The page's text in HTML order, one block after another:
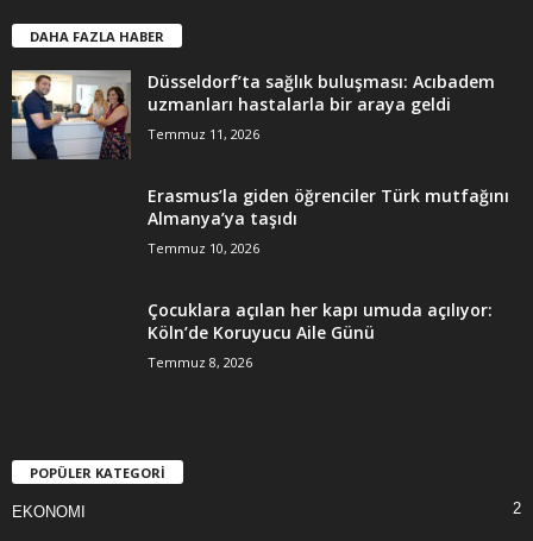
DAHA FAZLA HABER
Düsseldorf’ta sağlık buluşması: Acıbadem
uzmanları hastalarla bir araya geldi
Temmuz 11, 2026
Erasmus’la giden öğrenciler Türk mutfağını
Almanya’ya taşıdı
Temmuz 10, 2026
Çocuklara açılan her kapı umuda açılıyor:
Köln’de Koruyucu Aile Günü
Temmuz 8, 2026
POPÜLER KATEGORİ
EKONOMI 2